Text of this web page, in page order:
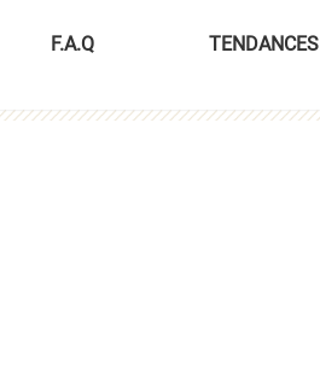
F.A.Q TENDANCES